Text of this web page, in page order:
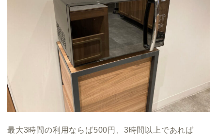
最大3時間の利用ならば500円、3時間以上であれば